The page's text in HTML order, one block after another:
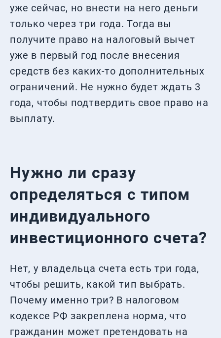
уже сейчас, но внести на него деньги
только через три года. Тогда вы
получите право на налоговый вычет
уже в первый год после внесения
средств без каких-то дополнительных
ограничений. Не нужно будет ждать 3
года, чтобы подтвердить свое право на
выплату.
Нужно ли сразу
определяться с типом
индивидуального
инвестиционного счета?
Нет, у владельца счета есть три года,
чтобы решить, какой тип выбрать.
Почему именно три? В налоговом
кодексе РФ закреплена норма, что
гражданин может претендовать на